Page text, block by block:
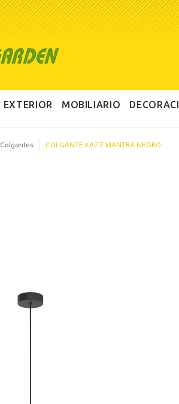
EXTERIOR MOBILIARIO
Colgantes COLGANTE KAZZ MANTRA NEGRO